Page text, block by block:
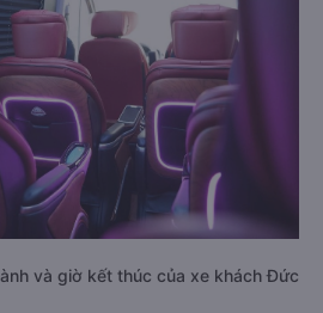
và giờ kết thúc của xe khách Đức